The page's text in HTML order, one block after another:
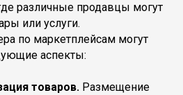
различные продавцы могут
или услуги.
по маркетплейсам могут
аспекты:
товаров. Размещение